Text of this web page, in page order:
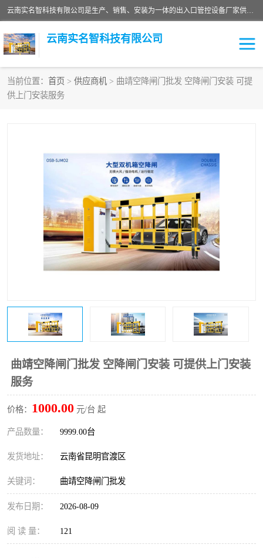
云南实名智科技有限公司是生产、销售、安装为一体的出入口管控设备厂家供应商。主营:电动伸缩门、道闸、广告道闸、重型空降闸、车牌识别、门禁通道、升降柱、岗亭、旗杆等智能设备。主营产品: 电动伸缩门,道闸门禁,车牌识别 生产、销售、安装为一体的出入口管控设备厂家源头供应商。
云南实名智科技有限公司
当前位置： 首页 > 供应商机 > 曲靖空降闸门批发 空降闸门安装 可提
供上门安装服务
曲靖空降闸门批发 空降闸门安装 可提供上门安装
服务
价格： 1000.00 元/台 起
产品数量： 9999.00台
发货地址： 云南省昆明官渡区
关键词： 曲靖空降闸门批发
发布日期： 2026-08-09
阅 读 量： 121
车牌识别门系列
升降门系列 通道闸系列
伸缩门